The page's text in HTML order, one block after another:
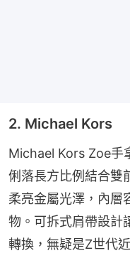
2. Michael Kors
Michael Kors Zoe手
俐落長方比例結合雙
柔亮金屬光澤，內層
物。可拆式肩帶設計
轉換，無疑是Z世代